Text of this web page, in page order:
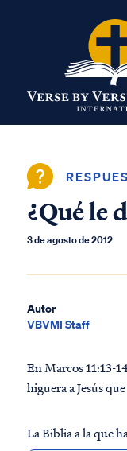
¿Qué le
3 de agosto de 2012
Autor
VBVMI Staff
En Marcos 11:13-
higuera a Jesús
La Biblia a la que